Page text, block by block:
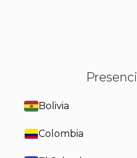
Bolivia
Colombia